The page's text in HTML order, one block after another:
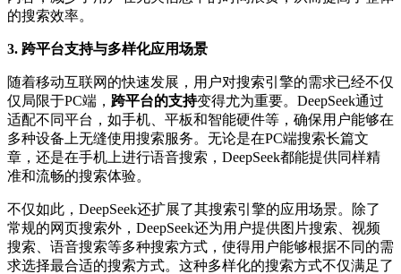
的搜索效率。
3. 跨平台支持与多样化应用场景
随着移动互联网的快速发展，用户对搜索引擎的需求已经不仅
仅局限于PC端， 跨平台的支持变得尤为重要。DeepSeek通过
适配不同平台，如手机、平板和智能硬件等，确保用户能够在
多种设备上无缝使用搜索服务。无论是在PC端搜索长篇文
章，还是在手机上进行语音搜索，DeepSeek都能提供同样精
准和流畅的搜索体验。
不仅如此，DeepSeek还扩展了其搜索引擎的应用场景。除了
常规的网页搜索外，DeepSeek还为用户提供图片搜索、视频
搜索、语音搜索等多种搜索方式，使得用户能够根据不同的需
求选择最合适的搜索方式。这种多样化的搜索方式不仅满足了